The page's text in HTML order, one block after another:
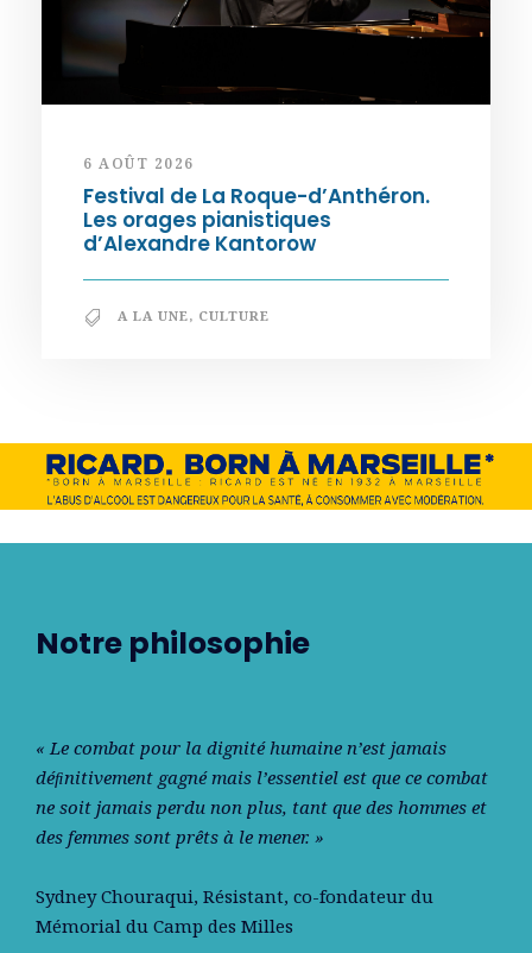
6 AOÛT 2026
Festival de La Roque-d’Anthéron.
Les orages pianistiques
d’Alexandre Kantorow
A LA UNE, CULTURE
Notre philosophie
« Le combat pour la dignité humaine n’est jamais
déﬁnitivement gagné mais l’essentiel est que ce combat
ne soit jamais perdu non plus, tant que des hommes et
des femmes sont prêts à le mener. »
Sydney Chouraqui, Résistant, co-fondateur du
Mémorial du Camp des Milles